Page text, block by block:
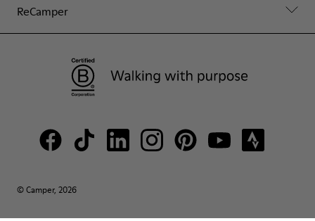
ReCamper
© Camper, 2026